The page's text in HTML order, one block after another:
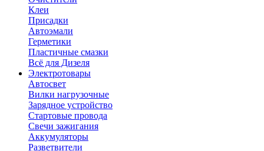
Клеи
Присадки
Автоэмали
Герметики
Пластичные смазки
Всё для Дизеля
Электротовары
Автосвет
Вилки нагрузочные
Зарядное устройство
Стартовые провода
Свечи зажигания
Аккумуляторы
Разветвители